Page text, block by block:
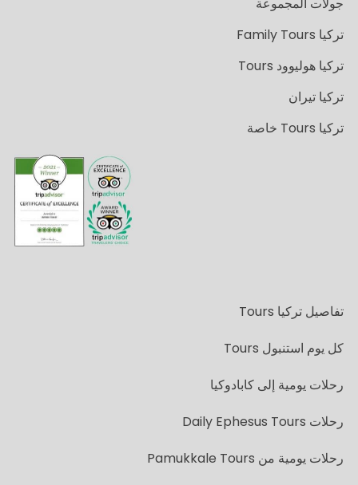
تركيا Family Tours
تركيا هوليوود Tours
تركيا تيران
تركيا Tours خاصة
تفاصيل تركيا Tours
كل يوم استنبول Tours
رحلات يومية إلى كابادوكيا
رحلات Daily Ephesus Tours
رحلات يومية من Pamukkale Tours